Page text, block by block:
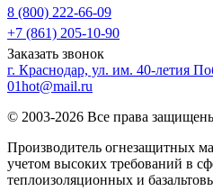
8 (800) 222-66-09
+7 (861) 205-10-90
Заказать звонок
г. Краснодар, ул. им. 40-летия
01hot@mail.ru
© 2003-2026 Все права
Производитель огнезащитных
учетом высоких требований в
теплоизоляционных и